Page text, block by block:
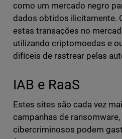
como um mercado negro
dados obtidos ilicitamente.
estas transações no
utilizando criptomoedas e
difíceis de rastrear pelas
IAB e RaaS
Estes sites são cada vez
campanhas de
cibercriminosos podem